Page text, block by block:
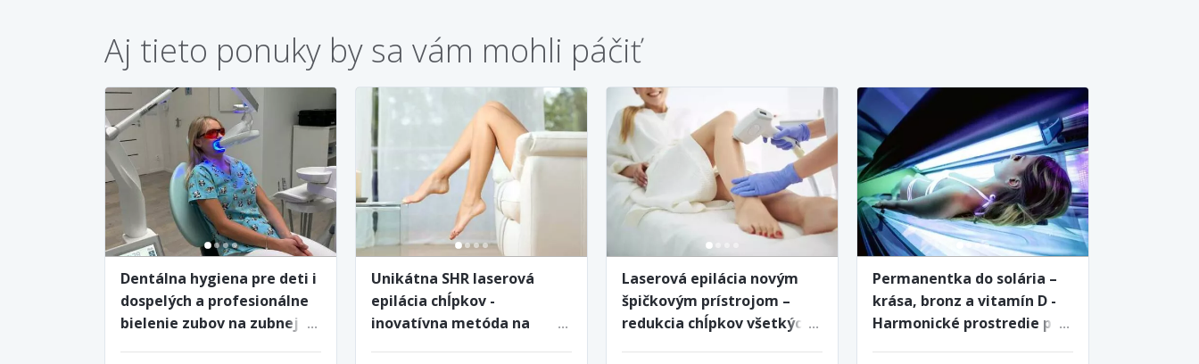
Aj tieto ponuky by sa vám mohli páčiť
Dentálna hygiena pre deti i
dospelých a profesionálne
bielenie zubov na zubnej
Unikátna SHR laserová
epilácia chĺpkov -
inovatívna metóda na
Laserová epilácia novým
špičkovým prístrojom –
redukcia chĺpkov všetkých
Permanentka do solária –
krása, bronz a vitamín D -
Harmonické prostredie pre